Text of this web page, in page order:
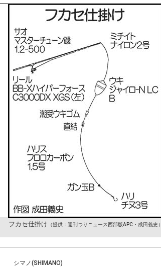
フカセ仕掛け （提供：週刊つりニュース西部版APC・成田義史）
シマノ(SHIMANO)